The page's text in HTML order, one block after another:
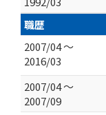
職歴
2007/04 ～
2016/03
2007/04 ～
2007/09